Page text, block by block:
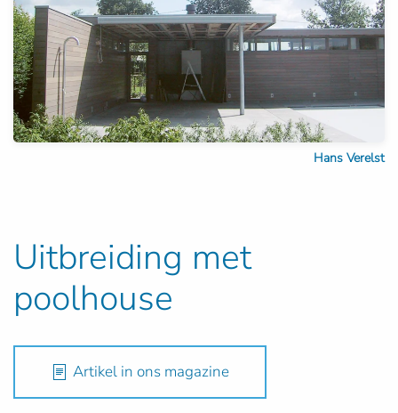
Hans Verelst
Uitbreiding met
poolhouse
Artikel in ons magazine